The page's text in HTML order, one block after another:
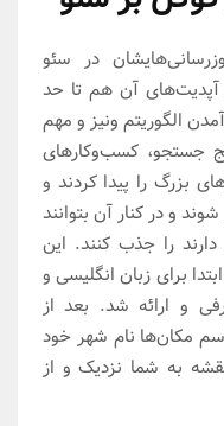
در سئو
آپدیت‌های آن هم تا حد
الگوریتم ونیز و مهم
جستجو، کسب‌وکارهای
بزرگ را پیدا کردند و
و در کنار آن بتوانند
را جذب کنند. این
برای زبان انگلیسی و
و ارائه شد. بعد از
اسم مکان‌ها نام شهر خود
به شما نزدیک و از